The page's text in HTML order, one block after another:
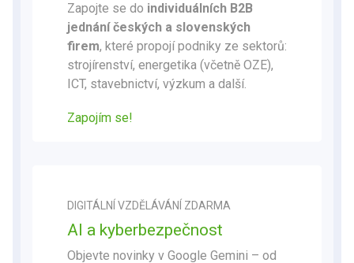
Zapojte se do individuálních B2B
jednání českých a slovenských
firem, které propojí podniky ze sektorů:
strojírenství, energetika (včetně OZE),
ICT, stavebnictví, výzkum a další.
Zapojím se!
DIGITÁLNÍ VZDĚLÁVÁNÍ ZDARMA
AI a kyberbezpečnost
Objevte novinky v Google Gemini – od